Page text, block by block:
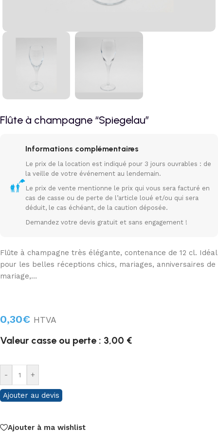
Flûte à champagne “Spiegelau”
Informations complémentaires
Le prix de la location est indiqué pour 3 jours ouvrables : de
la veille de votre événement au lendemain.
Le prix de vente mentionne le prix qui vous sera facturé en
cas de casse ou de perte de l’article loué et/ou qui sera
déduit, le cas échéant, de la caution déposée.
Demandez votre devis gratuit et sans engagement !
Flûte à champagne très élégante, contenance de 12 cl. Idéal
pour les belles réceptions chics, mariages, anniversaires de
mariage,…
0,30€ HTVA
Valeur casse ou perte : 3,00 €
- +
Ajouter au devis
Ajouter à ma wishlist